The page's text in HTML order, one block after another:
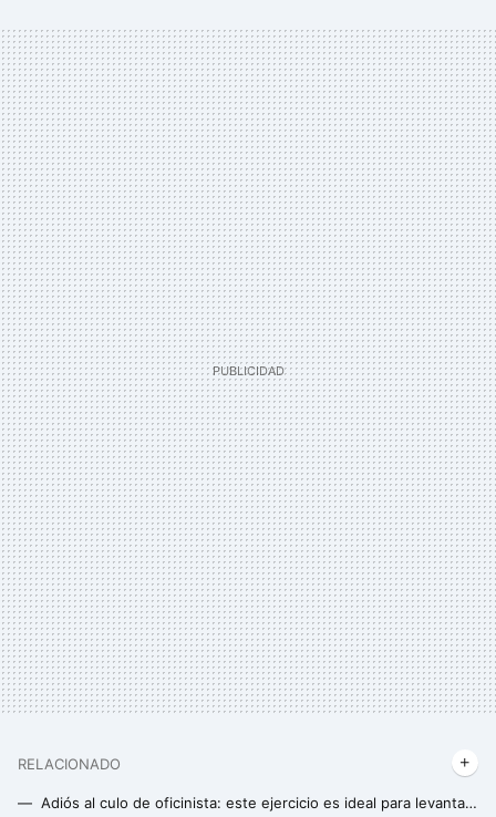
RELACIONADO
Adiós al culo de oficinista: este ejercicio es ideal para levantar un trasero caído y fortalecer glúteos